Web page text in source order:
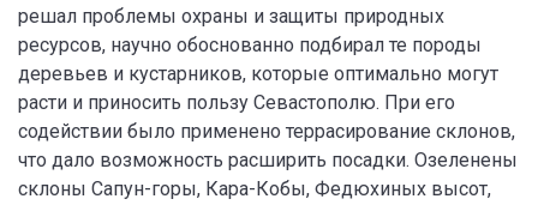
решал проблемы охраны и защиты природных
ресурсов, научно обоснованно подбирал те породы
деревьев и кустарников, которые оптимально могут
расти и приносить пользу Севастополю. При его
содействии было применено террасирование склонов,
что дало возможность расширить посадки. Озеленены
склоны Сапун-горы, Кара-Кобы, Федюхиных высот,